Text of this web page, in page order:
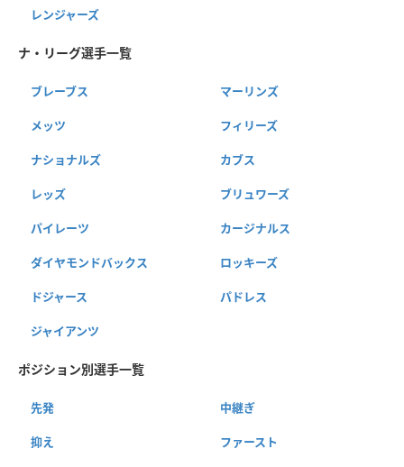
レンジャーズ
ナ・リーグ選手一覧
ブレーブス マーリンズ
メッツ フィリーズ
ナショナルズ カブス
レッズ ブリュワーズ
パイレーツ カージナルス
ダイヤモンドバックス ロッキーズ
ドジャース パドレス
ジャイアンツ
ポジション別選手一覧
先発 中継ぎ
抑え ファースト